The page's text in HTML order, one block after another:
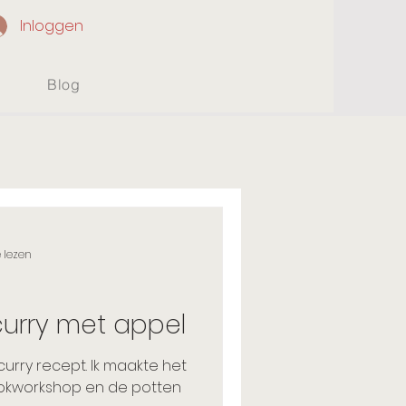
Inloggen
Blog
met appel
recept. Ik maakte het
en de potten